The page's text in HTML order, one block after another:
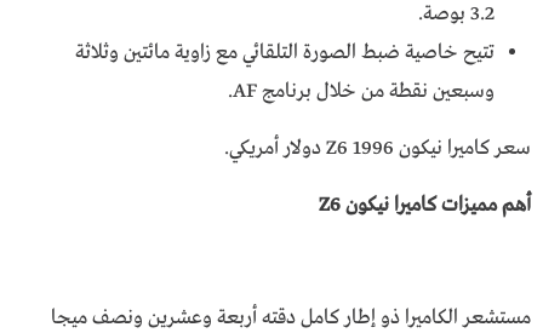
3.2 بوصة.
تتيح خاصية ضبط الصورة التلقائي مع زاوية مائتين وثلاثة
وسبعين نقطة من خلال برنامج AF.
سعر كاميرا نيكون Z6 1996 دولار أمريكي.
أهم مميزات كاميرا نيكون Z6
مستشعر الكاميرا ذو إطار كامل دقته أربعة وعشرين ونصف ميجا